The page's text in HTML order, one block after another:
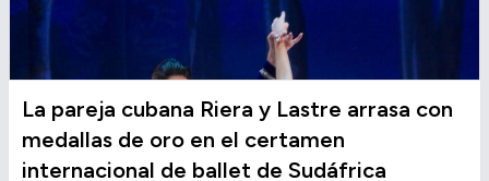
La pareja cubana Riera y Lastre arrasa con
medallas de oro en el certamen
internacional de ballet de Sudáfrica